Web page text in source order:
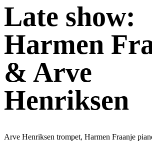
Late show:
Harmen
& Arve
Henriksen
Arve Henriksen trompet, Harmen Fraanje